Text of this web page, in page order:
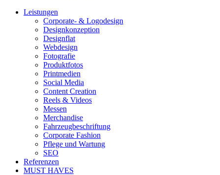
Leistungen
Corporate- & Logodesign
Designkonzeption
Designflat
Webdesign
Fotografie
Produktfotos
Printmedien
Social Media
Content Creation
Reels & Videos
Messen
Merchandise
Fahrzeugbeschriftung
Corporate Fashion
Pflege und Wartung
SEO
Referenzen
MUST HAVES